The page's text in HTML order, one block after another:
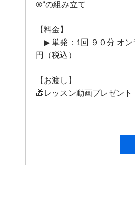
®”の組み立て
【料金】
▶ 単発：1回 ９０分 オン
円（税込）
【お渡し】
🎁レッスン動画プレゼント